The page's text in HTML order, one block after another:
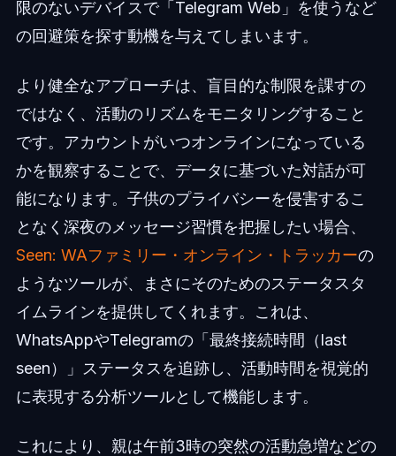
限のないデバイスで「Telegram Web」を使うなど
の回避策を探す動機を与えてしまいます。
より健全なアプローチは、盲目的な制限を課すの
ではなく、活動のリズムをモニタリングすること
です。アカウントがいつオンラインになっている
かを観察することで、データに基づいた対話が可
能になります。子供のプライバシーを侵害するこ
となく深夜のメッセージ習慣を把握したい場合、
Seen: WAファミリー・オンライン・トラッカーの
ようなツールが、まさにそのためのステータスタ
イムラインを提供してくれます。これは、
WhatsAppやTelegramの「最終接続時間（last
seen）」ステータスを追跡し、活動時間を視覚的
に表現する分析ツールとして機能します。
これにより、親は午前3時の突然の活動急増などの